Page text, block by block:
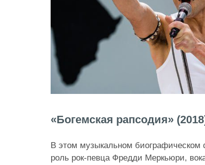
«Богемская рапсодия»
В этом музыкальном
роль рок-певца Фредди Меркьюри,